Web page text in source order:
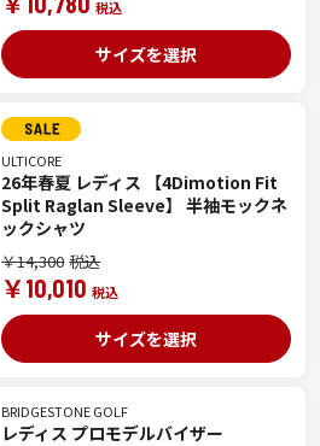
サイズを選択
ULTICORE
26年春夏 レディス 【4Dimotion Fit
Split Raglan Sleeve】 半袖モックネ
ックシャツ
￥14,300
￥10,010
サイズを選択
BRIDGESTONE GOLF
レディス プロモデルバイザー